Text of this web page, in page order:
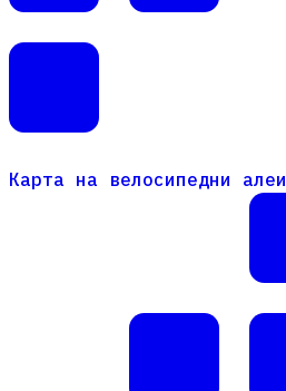
Карта на велосипедни алеи
Карта на велосипедни алеи